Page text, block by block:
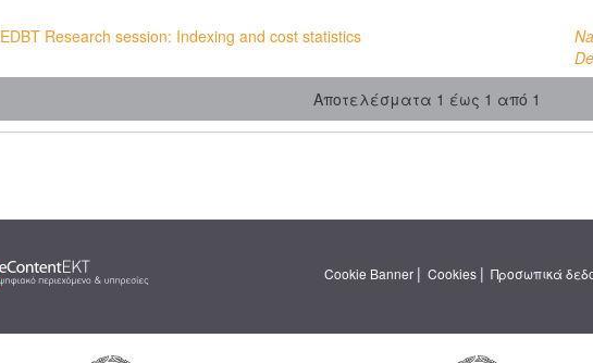
EDBT Research session: Indexing and cost statistics
Αποτελέσματα 1 έως 1 από 1
Cookie Banner | Cookies | Προσωπικά